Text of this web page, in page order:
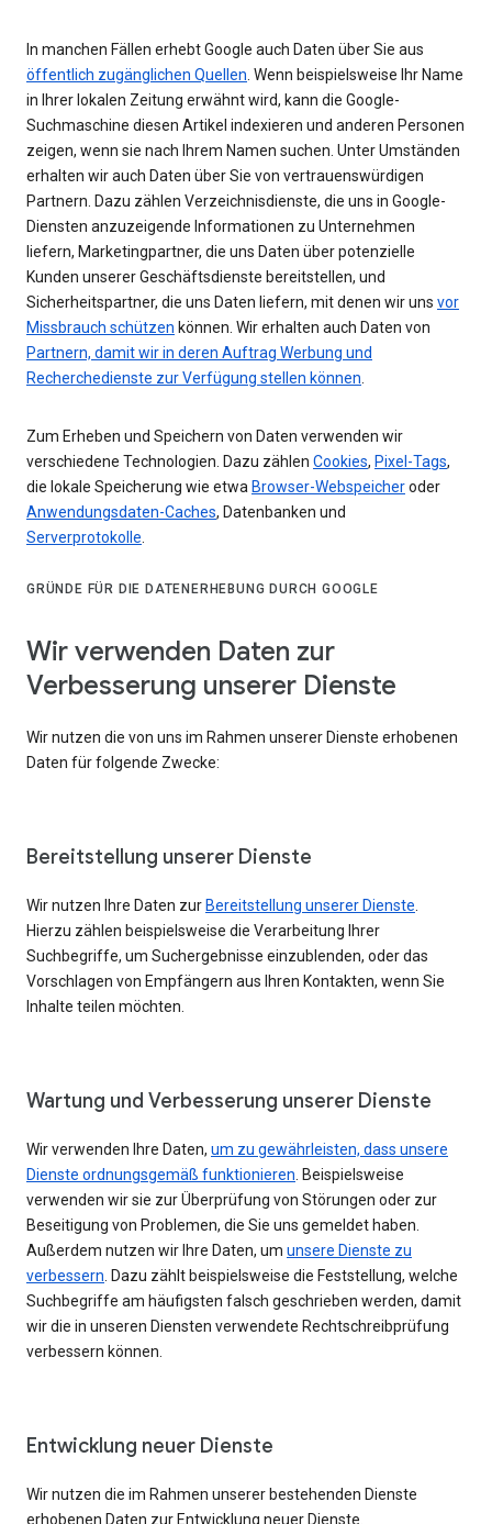
In manchen Fällen erhebt Google auch Daten über Sie aus
öffentlich zugänglichen Quellen. Wenn beispielsweise Ihr Name
in Ihrer lokalen Zeitung erwähnt wird, kann die Google-
Suchmaschine diesen Artikel indexieren und anderen Personen
zeigen, wenn sie nach Ihrem Namen suchen. Unter Umständen
erhalten wir auch Daten über Sie von vertrauenswürdigen
Partnern. Dazu zählen Verzeichnisdienste, die uns in Google-
Diensten anzuzeigende Informationen zu Unternehmen
liefern, Marketingpartner, die uns Daten über potenzielle
Kunden unserer Geschäftsdienste bereitstellen, und
Sicherheitspartner, die uns Daten liefern, mit denen wir uns vor
Missbrauch schützen können. Wir erhalten auch Daten von
Partnern, damit wir in deren Auftrag Werbung und
Recherchedienste zur Verfügung stellen können.
Zum Erheben und Speichern von Daten verwenden wir
verschiedene Technologien. Dazu zählen Cookies, Pixel-Tags,
die lokale Speicherung wie etwa Browser-Webspeicheroder
Anwendungsdaten-Caches, Datenbanken und
Serverprotokolle.
GRÜNDE FÜR DIE DATENERHEBUNG DURCH GOOGLE
Wir verwenden Daten zur
Verbesserung unserer Dienste
Wir nutzen die von uns im Rahmen unserer Dienste erhobenen
Daten für folgende Zwecke:
Bereitstellung unserer Dienste
Wir nutzen Ihre Daten zur Bereitstellung unserer Dienste
Hierzu zählen beispielsweise die Verarbeitung Ihrer
Suchbegriffe, um Suchergebnisse einzublenden, oder das
Vorschlagen von Empfängern aus Ihren Kontakten, wenn Sie
Inhalte teilen möchten.
Wartung und Verbesserung unserer Dienste
Wir verwenden Ihre Daten, um zu gewährleisten, dass unsere
Dienste ordnungsgemäß funktionieren . Beispielsweise
verwenden wir sie zur Überprüfung von Störungen oder zur
Beseitigung von Problemen, die Sie uns gemeldet haben.
Außerdem nutzen wir Ihre Daten, um unsere Dienste zu
verbessern . Dazu zählt beispielsweise die Feststellung, welche
Suchbegriffe am häufigsten falsch geschrieben werden, damit
wir die in unseren Diensten verwendete Rechtschreibprüfung
verbessern können.
Entwicklung neuer Dienste
Wir nutzen die im Rahmen unserer bestehenden Dienste
erhobenen Daten zur Entwicklung neuer Dienste.